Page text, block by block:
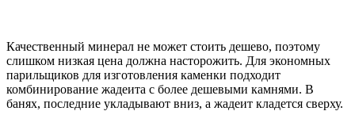
Качественный минерал не может стоить дешево, поэтому
слишком низкая цена должна насторожить. Для экономных
парильщиков для изготовления каменки подходит
комбинирование жадеита с более дешевыми камнями. В
банях, последние укладывают вниз, а жадеит кладется сверху.